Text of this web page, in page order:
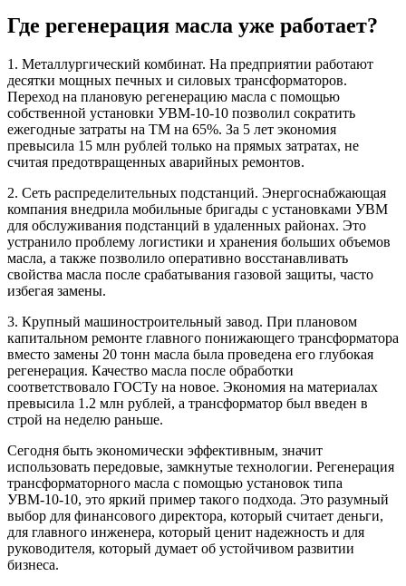
Где регенерация масла уже работает?
1. Металлургический комбинат. На предприятии работают
десятки мощных печных и силовых трансформаторов.
Переход на плановую регенерацию масла с помощью
собственной установки УВМ-10-10 позволил сократить
ежегодные затраты на ТМ на 65%. За 5 лет экономия
превысила 15 млн рублей только на прямых затратах, не
считая предотвращенных аварийных ремонтов.
2. Сеть распределительных подстанций. Энергоснабжающая
компания внедрила мобильные бригады с установками УВМ
для обслуживания подстанций в удаленных районах. Это
устранило проблему логистики и хранения больших объемов
масла, а также позволило оперативно восстанавливать
свойства масла после срабатывания газовой защиты, часто
избегая замены.
3. Крупный машиностроительный завод. При плановом
капитальном ремонте главного понижающего трансформатора
вместо замены 20 тонн масла была проведена его глубокая
регенерация. Качество масла после обработки
соответствовало ГОСТу на новое. Экономия на материалах
превысила 1.2 млн рублей, а трансформатор был введен в
строй на неделю раньше.
Сегодня быть экономически эффективным, значит
использовать передовые, замкнутые технологии. Регенерация
трансформаторного масла с помощью установок типа
УВМ-10-10, это яркий пример такого подхода. Это разумный
выбор для финансового директора, который считает деньги,
для главного инженера, который ценит надежность и для
руководителя, который думает об устойчивом развитии
бизнеса.